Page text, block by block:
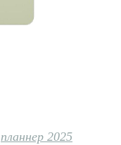
планнер 2025